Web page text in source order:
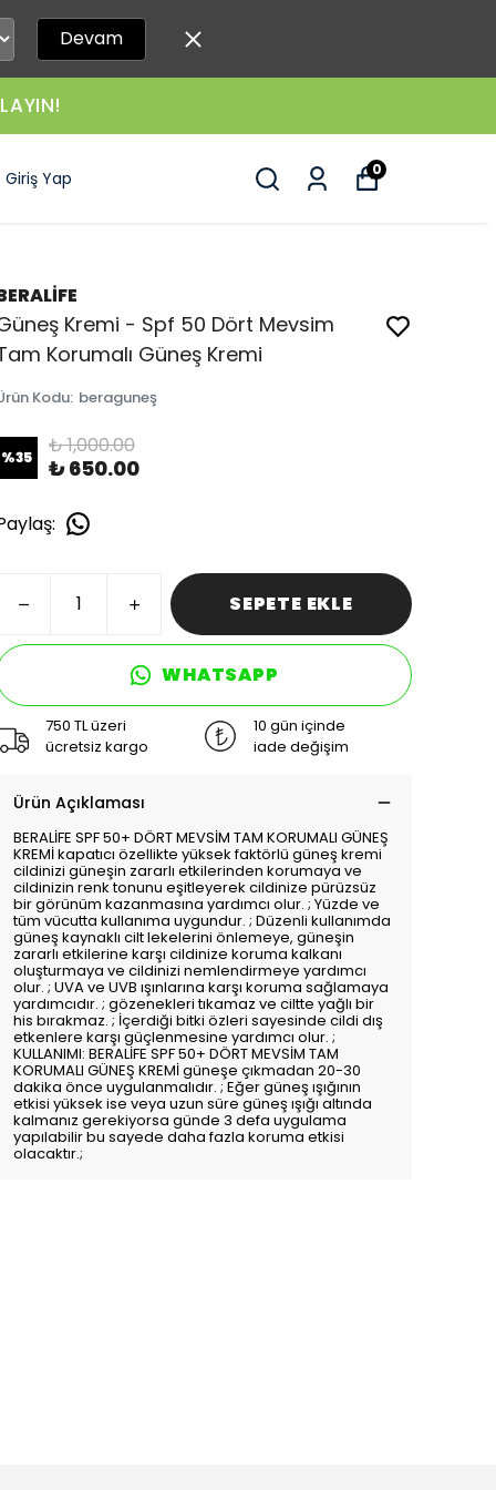
Devam
Giriş Yap 0
Kremi - Spf 50 Dört Mevsim
Korumalı Güneş Kremi
Kodu: beraguneş
%35 ₺ 1,000.00
₺ 650.00
:
SEPETE EKLE
WHATSAPP
750 TL üzeri
ücretsiz kargo
10 gün içinde
iade değişim
Ürün Açıklaması
BERALİFE SPF 50+ DÖRT MEVSİM TAM KORUMALI GÜNEŞ
KREMİ kapatıcı özellikte yüksek faktörlü güneş kremi
cildinizi güneşin zararlı etkilerinden korumaya ve
cildinizin renk tonunu eşitleyerek cildinize pürüzsüz
bir görünüm kazanmasına yardımcı olur. ; Yüzde ve
tüm vücutta kullanıma uygundur. ; Düzenli kullanımda
güneş kaynaklı cilt lekelerini önlemeye, güneşin
zararlı etkilerine karşı cildinize koruma kalkanı
oluşturmaya ve cildinizi nemlendirmeye yardımcı
olur. ; UVA ve UVB ışınlarına karşı koruma sağlamaya
yardımcıdır. ; gözenekleri tıkamaz ve ciltte yağlı bir
his bırakmaz. ; İçerdiği bitki özleri sayesinde cildi dış
etkenlere karşı güçlenmesine yardımcı olur. ;
KULLANIMI: BERALİFE SPF 50+ DÖRT MEVSİM TAM
KORUMALI GÜNEŞ KREMİ güneşe çıkmadan 20-30
dakika önce uygulanmalıdır. ; Eğer güneş ışığının
etkisi yüksek ise veya uzun süre güneş ışığı altında
kalmanız gerekiyorsa günde 3 defa uygulama
yapılabilir bu sayede daha fazla koruma etkisi
olacaktır.;